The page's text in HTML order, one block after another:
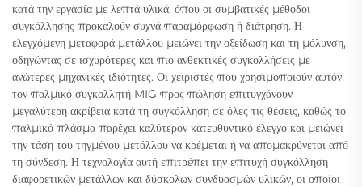
κατά την εργασία με λεπτά υλικά, όπου οι συμβατικές μέθοδοι
συγκόλλησης προκαλούν συχνά παραμόρφωση ή διάτρηση. Η
ελεγχόμενη μεταφορά μετάλλου μειώνει την οξείδωση και τη μόλυνση,
οδηγώντας σε ισχυρότερες και πιο ανθεκτικές συγκολλήσεις με
ανώτερες μηχανικές ιδιότητες. Οι χειριστές που χρησιμοποιούν αυτόν
τον παλμικό συγκολλητή MIG προς πώληση επιτυγχάνουν
μεγαλύτερη ακρίβεια κατά τη συγκόλληση σε όλες τις θέσεις, καθώς το
παλμικό πλάσμα παρέχει καλύτερον κατευθυντικό έλεγχο και μειώνει
την τάση του τηγμένου μετάλλου να κρέμεται ή να απομακρύνεται από
τη σύνδεση. Η τεχνολογία αυτή επιτρέπει την επιτυχή συγκόλληση
διαφορετικών μετάλλων και δύσκολων συνδυασμών υλικών, οι οποίοι